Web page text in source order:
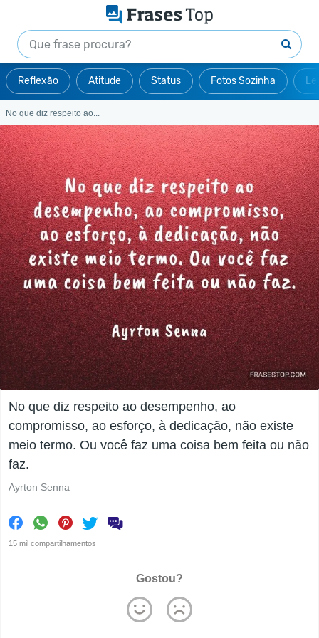
Reflexão Atitude Status Fotos Sozinha
No que diz respeito ao...
No que diz respeito ao desempenho, ao
compromisso, ao esforço, à dedicação, não existe
meio termo. Ou você faz uma coisa bem feita ou não
faz.
Ayrton Senna
15 mil compartilhamentos
Gostou?